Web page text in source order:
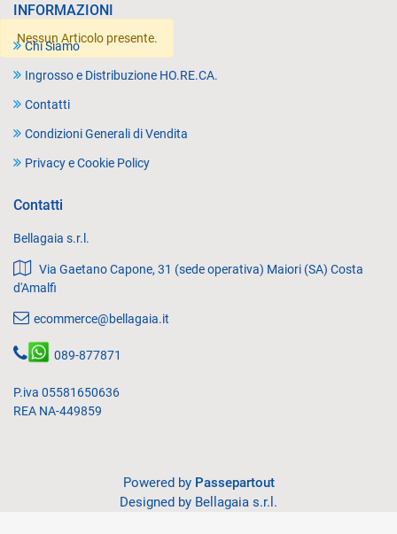
Nessun Articolo presente.
INFORMAZIONI
Chi Siamo
Ingrosso e Distribuzione HO.RE.CA.
Contatti
Condizioni Generali di Vendita
Privacy e Cookie Policy
Contatti
Bellagaia s.r.l.
Via Gaetano Capone, 31 (sede operativa) Maiori (SA) Costa
d'Amalfi
ecommerce@bellagaia.it
089-877871
P.iva 05581650636
REA NA-449859
Powered by Passepartout
Designed by Bellagaia s.r.l.